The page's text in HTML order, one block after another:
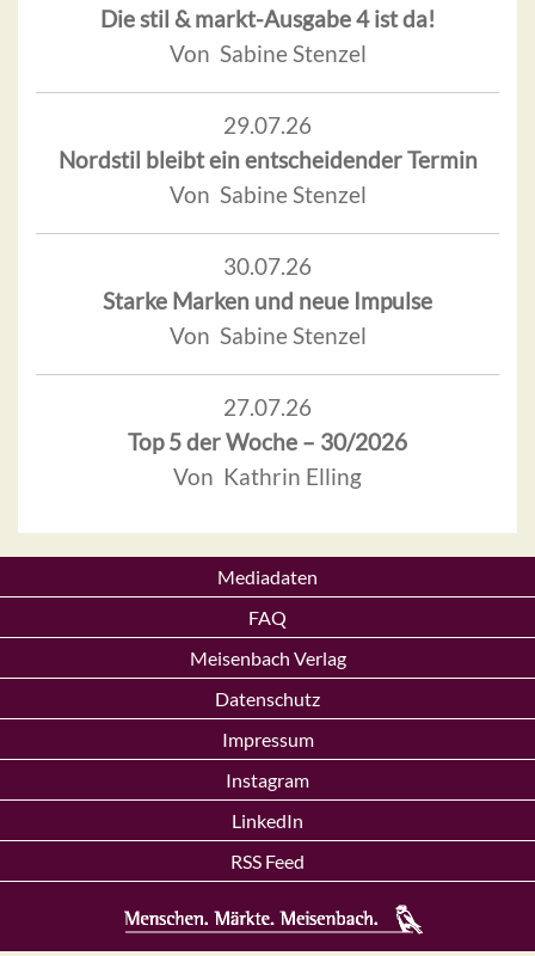
Die stil & markt-Ausgabe 4 ist da!
Von Sabine Stenzel
29.07.26
Nordstil bleibt ein entscheidender Termin
Von Sabine Stenzel
30.07.26
Starke Marken und neue Impulse
Von Sabine Stenzel
27.07.26
Top 5 der Woche – 30/2026
Von Kathrin Elling
Mediadaten
FAQ
Meisenbach Verlag
Datenschutz
Impressum
Instagram
LinkedIn
RSS Feed